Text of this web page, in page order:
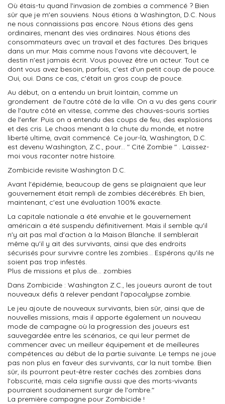
Où étais-tu quand l'invasion de zombies a commencé ? Bien
sûr que je m'en souviens. Nous étions à Washington, D.C. Nous
ne nous connaissions pas encore. Nous étions des gens
ordinaires, menant des vies ordinaires. Nous étions des
consommateurs avec un travail et des factures. Des briques
dans un mur. Mais comme nous l'avons vite découvert, le
destin n'est jamais écrit. Vous pouvez être un acteur. Tout ce
dont vous avez besoin, parfois, c'est d'un petit coup de pouce.
Oui, oui. Dans ce cas, c'était un gros coup de pouce.
Au début, on a entendu un bruit lointain, comme un
grondement de l'autre côté de la ville. On a vu des gens courir
de l'autre côté en vitesse, comme des chauves-souris sorties
de l'enfer. Puis on a entendu des coups de feu, des explosions
et des cris. Le chaos menant à la chute du monde, et notre
liberté ultime, avait commencé. Ce jour-là, Washington, D.C.
est devenu Washington, Z.C., pour... " Cité Zombie " . Laissez-
moi vous raconter notre histoire.
Zombicide revisite Washington D.C.
Avant l'épidémie, beaucoup de gens se plaignaient que leur
gouvernement était rempli de zombies décérébrés. Eh bien,
maintenant, c'est une évaluation 100% exacte.
La capitale nationale a été envahie et le gouvernement
américain a été suspendu définitivement. Mais il semble qu'il
n'y ait pas mal d'action à la Maison Blanche. Il semblerait
même qu'il y ait des survivants, ainsi que des endroits
sécurisés pour survivre contre les zombies... Espérons qu'ils ne
soient pas trop infestés.
Plus de missions et plus de... zombies
Dans Zombicide : Washington Z.C., les joueurs auront de tout
nouveaux défis à relever pendant l'apocalypse zombie.
Le jeu ajoute de nouveaux survivants, bien sûr, ainsi que de
nouvelles missions, mais il apporte également un nouveau
mode de campagne où la progression des joueurs est
sauvegardée entre les scénarios, ce qui leur permet de
commencer avec un meilleur équipement et de meilleures
compétences au début de la partie suivante. Le temps ne joue
pas non plus en faveur des survivants, car la nuit tombe. Bien
sûr, ils pourront peut-être rester cachés des zombies dans
l'obscurité, mais cela signifie aussi que des morts-vivants
pourraient soudainement surgir de l'ombre."
La première campagne pour Zombicide !